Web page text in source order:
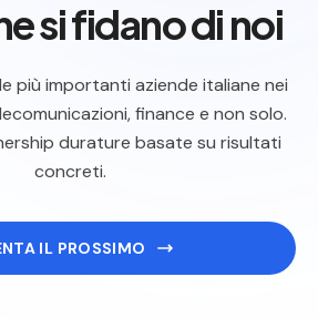
si fidano di noi
più importanti aziende italiane nei
finance e non solo.
durature basate su risultati
concreti.
IL PROSSIMO